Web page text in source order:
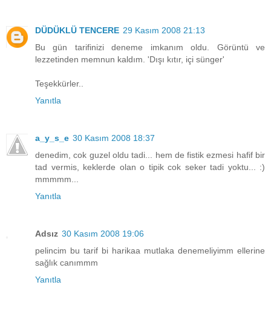
DÜDÜKLÜ TENCERE 29 Kasım 2008 21:13
Bu gün tarifinizi deneme imkanım oldu. Görüntü ve
lezzetinden memnun kaldım. 'Dışı kıtır, içi sünger'
Teşekkürler..
Yanıtla
a_y_s_e 30 Kasım 2008 18:37
denedim, cok guzel oldu tadi... hem de fistik ezmesi hafif bir
tad vermis, keklerde olan o tipik cok seker tadi yoktu... :)
mmmmm...
Yanıtla
Adsız 30 Kasım 2008 19:06
pelincim bu tarif bi harikaa mutlaka denemeliyimm ellerine
sağlık canımmm
Yanıtla